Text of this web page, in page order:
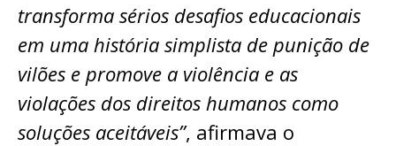
transforma sérios desafios educacionais
em uma história simplista de punição de
vilões e promove a violência e as
violações dos direitos humanos como
soluções aceitáveis”, afirmava o